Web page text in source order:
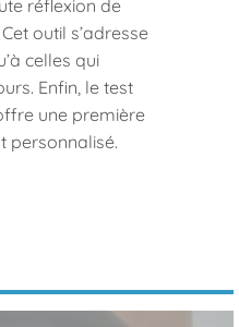
réflexion de
Cet outil s’adresse
celles qui
Enfin, le test
une première
personnalisé.